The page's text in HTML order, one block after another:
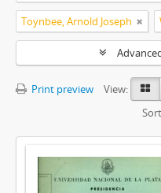
Toynbee, Arnold Joseph
Print preview
View: